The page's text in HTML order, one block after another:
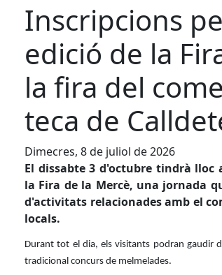
Inscripcions
edició de la
la fira del
teca de
Dimecres, 8 de juliol de 2026
El dissabte 3 d'octubre tindrà lloc
la Fira de la Mercè, una jornada
d'activitats relacionades amb el
locals.
Durant tot el dia, els visitants podran gaudir
tradicional concurs de melmelades.